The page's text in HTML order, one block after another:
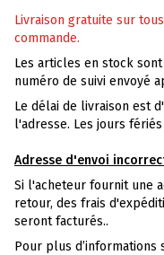
Livraison gratuite sur
commande.
Les articles en stock
numéro de suivi envoyé
Le délai de livraison est
l'adresse. Les jours
Adresse d'envoi
Si l'acheteur fournit une
retour, des frais
seront facturés..
Pour plus d’informations